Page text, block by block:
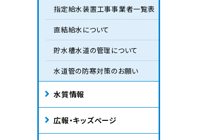
指定給水装置工事事業者一覧表
直結給水について
貯水槽水道の管理について
水道管の防寒対策のお願い
水質情報
広報・キッズページ